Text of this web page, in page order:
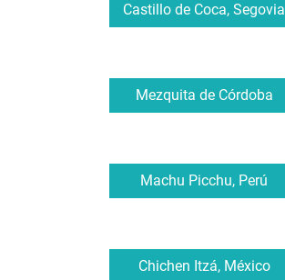
Castillo de Coca, Segovia
Mezquita de Córdoba
Machu Picchu, Perú
Chichen Itzá, México